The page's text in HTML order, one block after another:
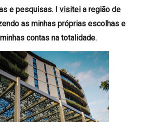
e pesquisas. I visitei a região de
as minhas próprias escolhas e
contas na totalidade.